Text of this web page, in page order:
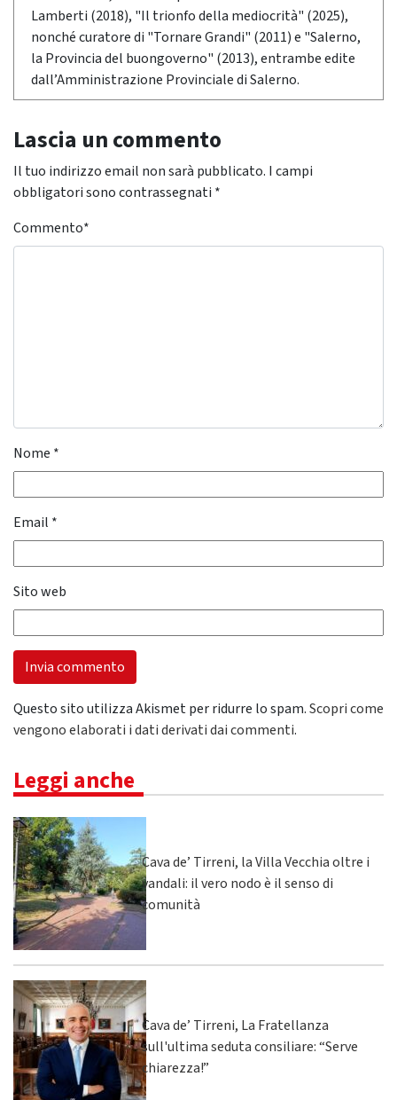
Lamberti (2018), "Il trionfo della mediocrità" (2025),
nonché curatore di "Tornare Grandi" (2011) e "Salerno,
la Provincia del buongoverno" (2013), entrambe edite
dall’Amministrazione Provinciale di Salerno.
Lascia un commento
Il tuo indirizzo email non sarà pubblicato. I campi
obbligatori sono contrassegnati *
Commento*
Nome *
Email *
Sito web
Questo sito utilizza Akismet per ridurre lo spam.Scopri come
vengono elaborati i dati derivati dai commenti.
Leggi anche
Cava de’ Tirreni, la Villa Vecchia oltre i
vandali: il vero nodo è il senso di
comunità
Cava de’ Tirreni, La Fratellanza
sull'ultima seduta consiliare: “Serve
chiarezza!”